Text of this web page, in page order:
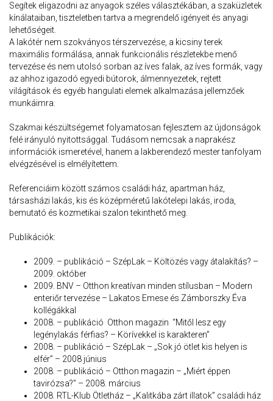
Segítek eligazodni az anyagok széles választékában, a szaküzletek
kínálataiban, tiszteletben tartva a megrendelő igényeit és anyagi
lehetőségeit.
A lakótér nem szokványos térszervezése, a kicsiny terek
maximális formálása, annak funkcionális részletekbe menő
tervezése és nem utolsó sorban az íves falak, az íves formák, vagy
az ahhoz igazodó egyedi bútorok, álmennyezetek, rejtett
világítások és egyéb hangulati elemek alkalmazása jellemzőek
munkáimra.
Szakmai készültségemet folyamatosan fejlesztem az újdonságok
felé irányuló nyitottsággal. Tudásom nemcsak a naprakész
információk ismeretével, hanem a lakberendező mester tanfolyam
elvégzésével is elmélyítettem.
Referenciáim között számos családi ház, apartman ház,
társasházi lakás, kis és középméretű lakótelepi lakás, iroda,
bemutató és kozmetikai szalon tekinthető meg.
Publikációk:
2009. – publikáció – SzépLak – Költözés vagy átalakítás? –
2009. október
2009. BNV – Otthon kreatívan minden stílusban – Modern
enteriőr tervezése – Lakatos Emese és Zámborszky Éva
kollégákkal
2008. – publikáció  Otthon magazin  “Mitől lesz egy
legénylakás férfias? – Körívekkel is karakteren”
2008. – publikáció – SzépLak – „Sok jó ötlet kis helyen is
elfér” – 2008 június
2008. – publikáció – Otthon magazin – „Miért éppen
tavirózsa?” – 2008. március
2008. RTL-Klub Ötletház – „Kalitkába zárt illatok” családi ház